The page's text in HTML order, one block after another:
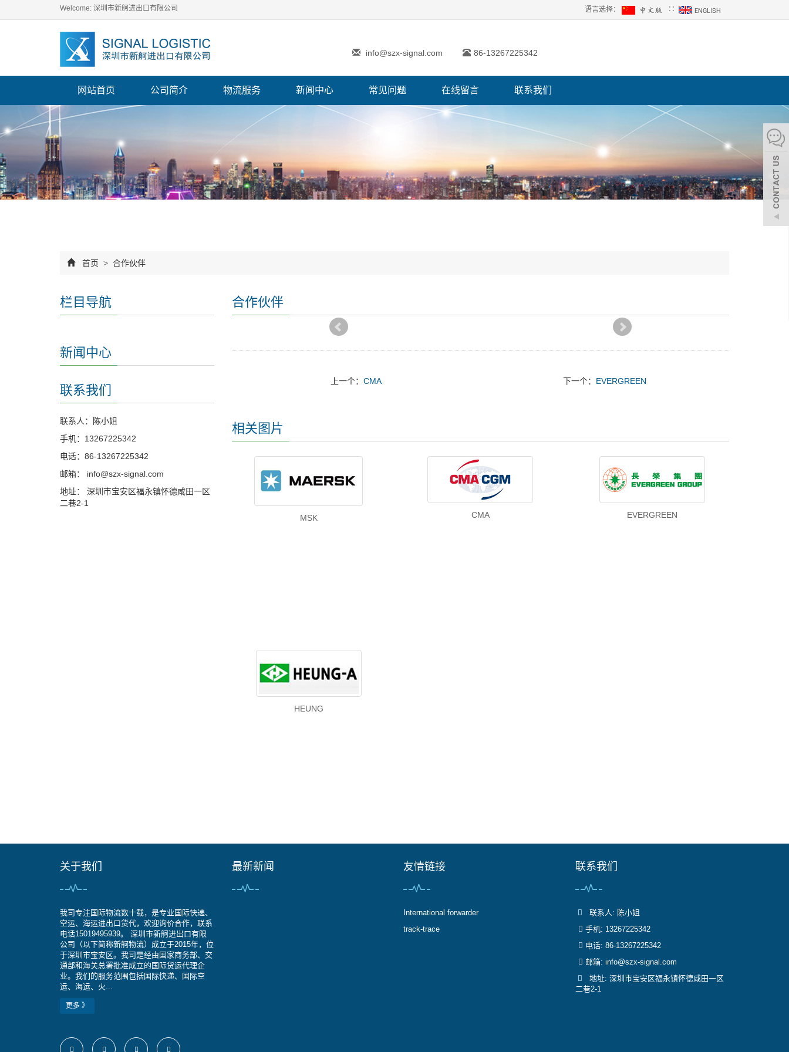
Welcome: 深圳市新舸进出口有限公司 语言选择： ∷
info@szx-signal.com 86-13267225342
网站首页 公司简介 物流服务 新闻中心 常见问题 在线留言 联系我们
首页 > 合作伙伴
合作伙伴
上一个： CMA 下一个： EVERGREEN
相关图片
MSK CMA EVERGREEN
HEUNG
栏目导航
新闻中心
联系我们
联系人：陈小姐
手机：13267225342
电话：86-13267225342
邮箱：
info@szx-signal.com
地址： 深圳市宝安区福永镇怀德咸田一区
二巷2-1
关于我们
我司专注国际物流数十载，是专业国际快递、
空运、海运进出口货代，欢迎询价合作，联系
电话15019495939。 深圳市新舸进出口有限
公司（以下简称新舸物流）成立于2015年，位
于深圳市宝安区。我司是经由国家商务部、交
通部和海关总署批准成立的国际货运代理企
业。我们的服务范围包括国际快递、国际空
运、海运、火...
更多 》
最新新闻 友情链接
International forwarder
track-trace
联系我们
联系人: 陈小姐
手机: 13267225342
电话: 86-13267225342
邮箱: info@szx-signal.com
地址: 深圳市宝安区福永镇怀德咸田一区
二巷2-1